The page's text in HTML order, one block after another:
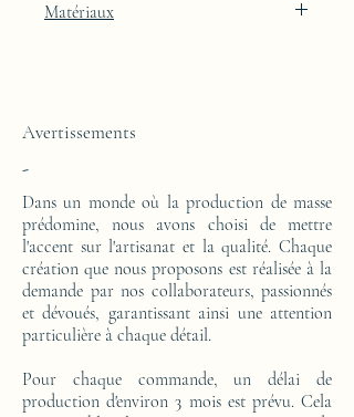
intégration de feuille de platine
Matériaux
Avertissements
-
Dans un monde où la production de masse
prédomine, nous avons choisi de mettre
l'accent sur l'artisanat et la qualité. Chaque
création que nous proposons est réalisée à la
demande par nos collaborateurs, passionnés
et dévoués, garantissant ainsi une attention
particulière à chaque détail.
Pour chaque commande, un délai de
production d'environ 3 mois est prévu. Cela